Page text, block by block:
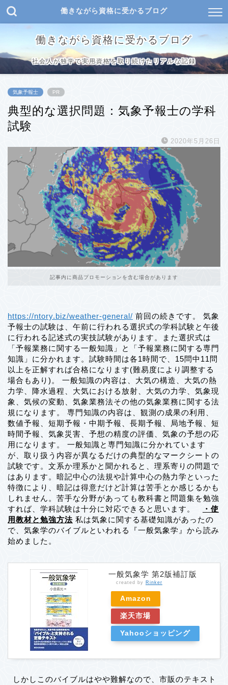
働きながら資格に受かるブログ
働きながら資格に受かるブログ
社会人が独学で実用資格を取り続けたリアルな記録
気象予報士 PR
典型的な選択問題：気象予報士の学科
試験
2020年5月26日
記事内に商品プロモーションを含む場合があります
https://ntory.biz/weather-general/ 前回の続きです。 気象
予報士の試験は、午前に行われる選択式の学科試験と午後
に行われる記述式の実技試験があります。また選択式は
「予報業務に関する一般知識」と「予報業務に関する専門
知識」に分かれます。試験時間は各1時間で、15問中11問
以上を正解すれば合格になります(難易度により調整する
場合もあり)。 一般知識の内容は、⼤気の構造、⼤気の熱
⼒学、降⽔過程、⼤気における放射、⼤気の⼒学、気象現
象、気候の変動、気象業務法その他の気象業務に関する法
規になります。 専門知識の内容は、観測の成果の利⽤、
数値予報、短期予報・中期予報、⻑期予報、局地予報、短
時間予報、気象災害、予想の精度の評価、気象の予想の応
⽤になります。 一般知識と専門知識に分かれています
が、取り扱う内容が異なるだけの典型的なマークシートの
試験です。文系か理系かと聞かれると、理系寄りの問題で
はあります。暗記中心の法規や計算中心の熱力学といった
特徴により、暗記は得意だけど計算は苦手とか感じるかも
しれません。苦手な分野があっても教科書と問題集を勉強
すれば、学科試験は十分に対応できると思います。
・使
用教材と勉強方法 私は気象に関する基礎知識があったの
で、気象学のバイブルといわれる『一般気象学』から読み
始めました。
一般気象学 第2版補訂版
created by Rinker
Amazon
楽天市場
Yahooショッピング
しかしこのバイブルはやや難解なので、市販のテキスト